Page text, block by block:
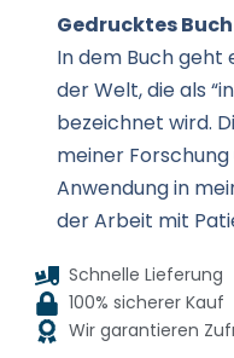
Gedrucktes Buch
In dem Buch geht
der Welt, die als
bezeichnet wird.
meiner
Anwendung in
der Arbeit mit
Schnelle Lieferung
100% sicherer Kauf
Wir garantieren